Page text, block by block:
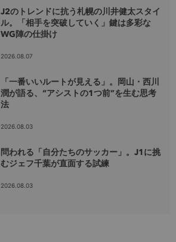
J2のトレンドに抗う札幌の川井健太スタイ
ル。「相手を突破していく」鍵は多彩な
WG陣の仕掛け
2026.08.07
「一番いいルートが見える」。岡山・西川
潤が語る、“アシストの1つ前”を生む思考
法
2026.08.03
問われる「自分たちのサッカー」。J1に挑
むジェフ千葉が直面する試練
2026.08.03